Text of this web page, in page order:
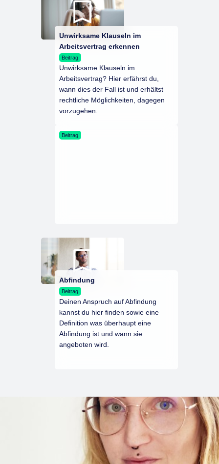
Unwirksame Klauseln im
Arbeitsvertrag erkennen
Beitrag
Unwirksame Klauseln im
Arbeitsvertrag? Hier erfährst du,
wann dies der Fall ist und erhältst
rechtliche Möglichkeiten, dagegen
vorzugehen.
Beitrag
Abfindung
Beitrag
Deinen Anspruch auf Abfindung
kannst du hier finden sowie eine
Definition was überhaupt eine
Abfindung ist und wann sie
angeboten wird.